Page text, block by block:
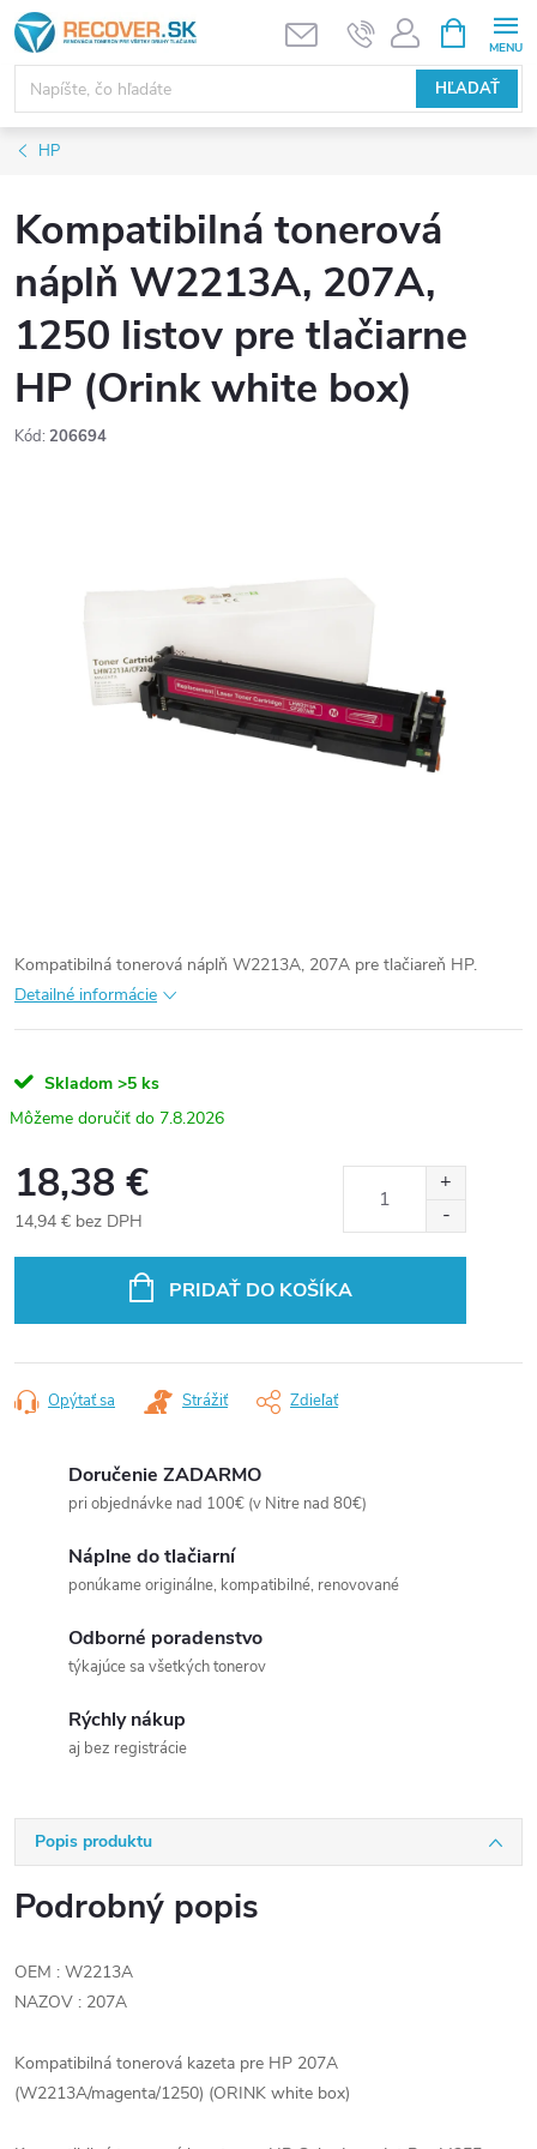
Prejsť
na
obsah
HĽADAŤ
KOŠÍK
HP
Kompatibilná tonerová
náplň W2213A, 207A,
1250 listov pre tlačiarne
HP (Orink white box)
Kód: 206694
Kompatibilná tonerová náplň W2213A, 207A pre tlačiareň HP.
Detailné informácie
Skladom >5 ks
7.8.2026
18,38 €
14,94 € bez DPH
PRIDAŤ DO KOŠÍKA
Opýtať sa Strážiť Zdieľať
Doručenie ZADARMO
pri objednávke nad 100€ (v Nitre nad 80€)
Náplne do tlačiarní
ponúkame originálne, kompatibilné, renovované
Odborné poradenstvo
týkajúce sa všetkých tonerov
Rýchly nákup
aj bez registrácie
Popis produktu
Podrobný popis
OEM : W2213A
NAZOV : 207A
Kompatibilná tonerová kazeta pre HP 207A
(W2213A/magenta/1250) (ORINK white box)